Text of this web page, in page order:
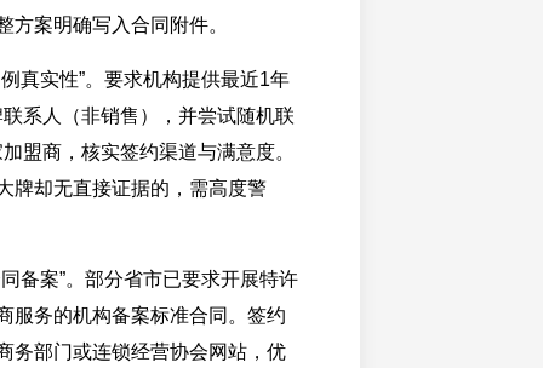
方案明确写入合同附件。
真实性”。要求机构提供最近1年
系人（非销售），并尝试随机联
盟商，核实签约渠道与满意度。
牌却无直接证据的，需高度警
备案”。部分省市已要求开展特许
服务的机构备案标准合同。签约
务部门或连锁经营协会网站，优